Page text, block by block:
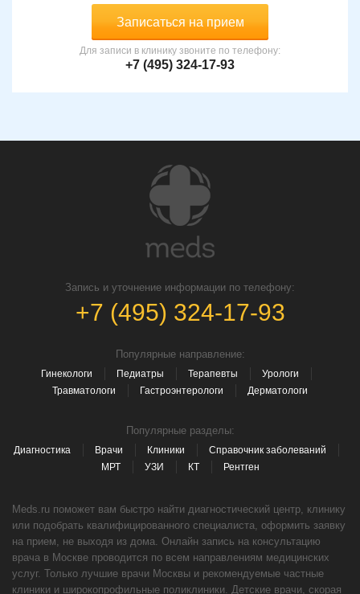
Записаться на прием
Для записи в клинику звоните по телефону:
+7 (495) 324-17-93
Запись и уточнение информации по телефону:
+7 (495) 324-17-93
Популярные направление:
Гинекологи Педиатры Терапевты
Урологи
Травматологи
Гастроэнтерологи Дерматологи
Популярные разделы:
Диагностика Врачи Клиники
Справочник заболеваний
МРТ
УЗИ КТ Рентген
Meds.ru поможет вам быстро найти диагностический центр, клинику
или подобрать квалифицированного специалиста, оформить заявку
на прием, не выходя из дома. Онлайн запись на консультацию
врача в Москве проводится по всем направлениям медицинских
услуг. Только лучшие врачи Москвы и рекомендуемые частные
клиники и широкопрофильные поликлиники. Детские врачи, скорая